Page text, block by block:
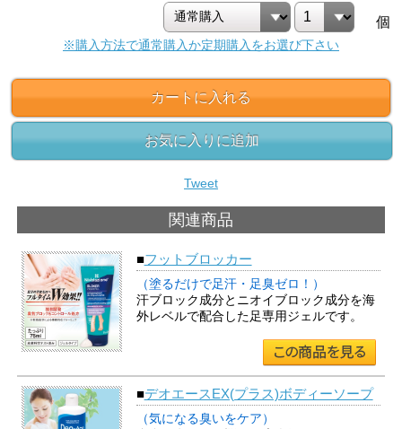
個
※購入方法で通常購入か定期購入をお選び下さい
カートに入れる
お気に入りに追加
Tweet
関連商品
■フットブロッカー
（塗るだけで足汗・足臭ゼロ！）
汗ブロック成分とニオイブロック成分を海
外レベルで配合した足専用ジェルです。
■デオエースEX(プラス)ボディーソープ
（気になる臭いをケア）